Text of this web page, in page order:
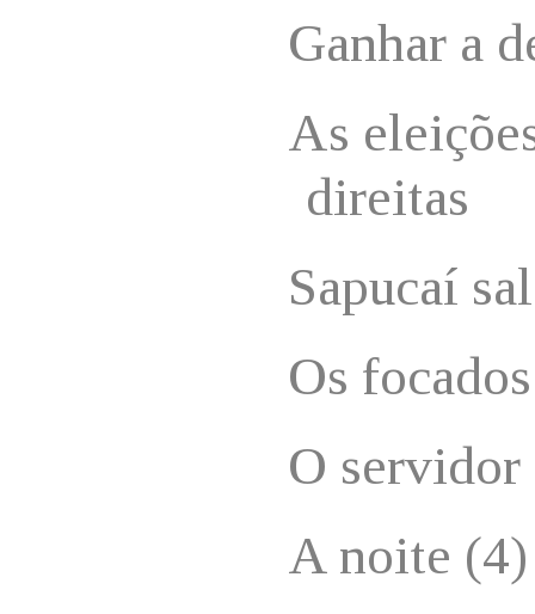
Ganhar a
As
direitas
Sapucaí
Os focados
O servidor
A noite (4)